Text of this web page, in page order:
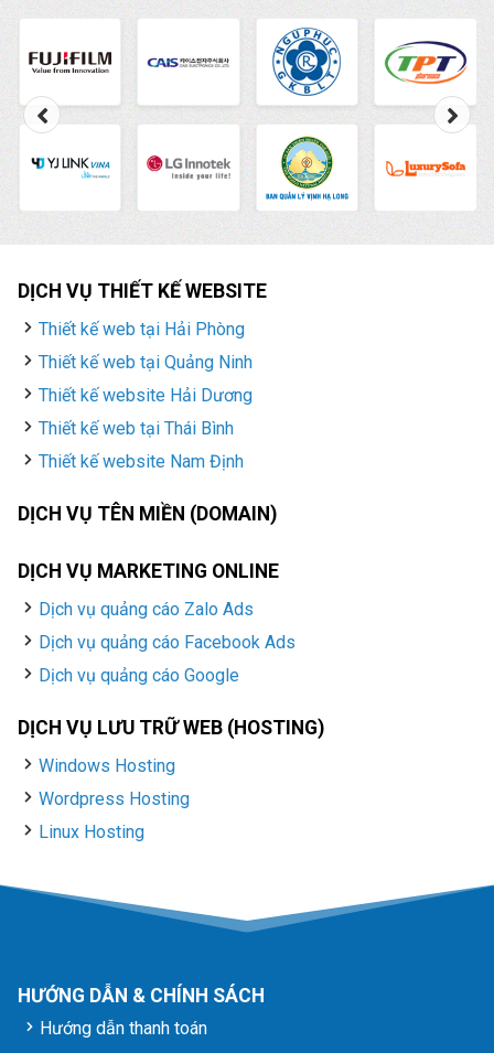
DỊCH VỤ THIẾT KẾ WEBSITE
Thiết kế web tại Hải Phòng
Thiết kế web tại Quảng Ninh
Thiết kế website Hải Dương
Thiết kế web tại Thái Bình
Thiết kế website Nam Định
DỊCH VỤ TÊN MIỀN (DOMAIN)
DỊCH VỤ MARKETING ONLINE
Dịch vụ quảng cáo Zalo Ads
Dịch vụ quảng cáo Facebook Ads
Dịch vụ quảng cáo Google
DỊCH VỤ LƯU TRỮ WEB (HOSTING)
Windows Hosting
Wordpress Hosting
Linux Hosting
HƯỚNG DẪN & CHÍNH SÁCH
Hướng dẫn thanh toán